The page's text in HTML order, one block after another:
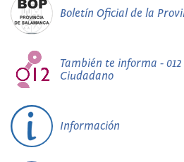
Boletín Oficial de la
También te informa -
Ciudadano
Información